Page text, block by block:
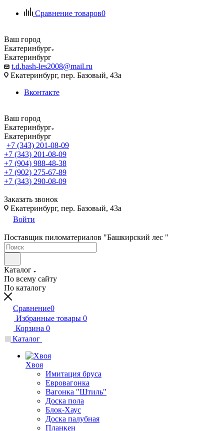
Сравнение товаров0
Ваш город
Екатеринбург
Екатеринбург
t.d.bash-les2008@mail.ru
Екатеринбург, пер. Базовый, 43а
Вконтакте
Ваш город
Екатеринбург
Екатеринбург
+7 (343) 201-08-09
+7 (343) 201-08-09
+7 (904) 988-48-38
+7 (902) 275-67-89
+7 (343) 290-08-09
Заказать звонок
Екатеринбург, пер. Базовый, 43а
Войти
Поставщик пиломатериалов "Башкирский лес "
Каталог
По всему сайту
По каталогу
Сравнение0
Избранные товары 0
Корзина 0
Каталог
Хвоя
Имитация бруса
Евровагонка
Вагонка "Штиль"
Доска пола
Блок-Хаус
Доска палубная
Планкен